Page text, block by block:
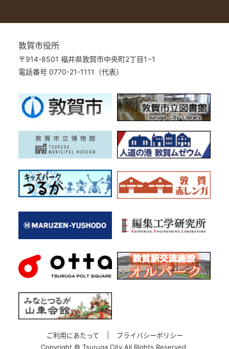
敦賀市役所
〒914-8501 福井県敦賀市中央町2丁目1−1
電話番号 0770-21-1111（代表）
ご利用にあたって
プライバシーポリシー
Copyright © Tsuruga City All Rights Reserved.